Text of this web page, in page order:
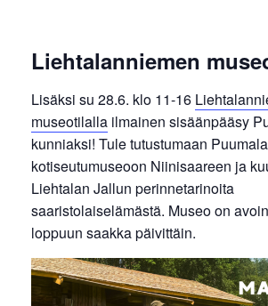
Liehtalanniemen
Lisäksi su 28.6. klo 11-16
museotilalla ilmainen sisäänpääsy
kunniaksi! Tule tutustumaan
kotiseutumuseoon Niinisaareen ja
Liehtalan Jallun perinnetarinoita
saaristolaiselämästä. Museo on
loppuun saakka päivittäin.